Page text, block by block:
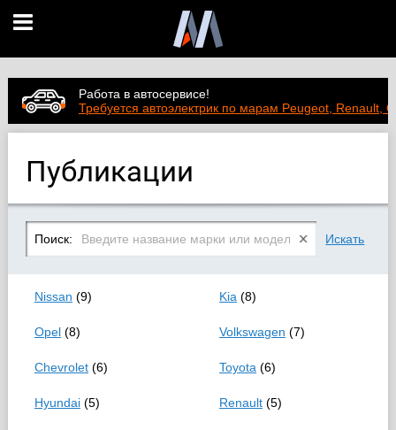
Работа в автосервисе!
Требуется автоэлектрик по марам Peugeot, Renault,
Публикации
Поиск: Искать
Nissan (9) Kia (8)
Opel(8) Volkswagen (7)
Chevrolet(6) Toyota (6)
Hyundai(5) Renault (5)